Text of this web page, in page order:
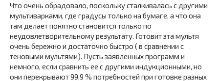
Что очень обрадовало, поскольку сталкивалась с другими
мультиварками, где градусы только на бумаге, а что она
там делает понятно становится только по
неудовлетворительному результату. Готовит эта мультя
очень бережно и достаточно быстро ( в сравнении с
теновыми мультями). Пусть заявленных программ и
немного, если сравнить ее с другими индукционными, но
они перекрывают 99,9 % потребностей при готовке разных